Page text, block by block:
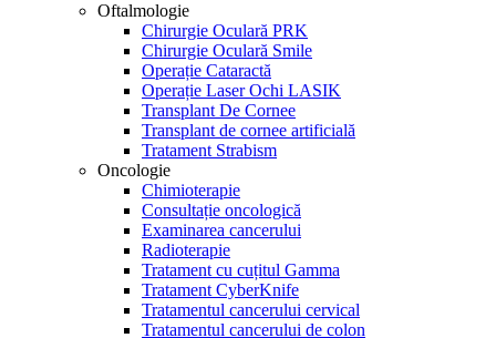
Oftalmologie
Chirurgie Oculară PRK
Chirurgie Oculară Smile
Operație Cataractă
Operație Laser Ochi LASIK
Transplant De Cornee
Transplant de cornee artificială
Tratament Strabism
Oncologie
Chimioterapie
Consultație oncologică
Examinarea cancerului
Radioterapie
Tratament cu cuțitul Gamma
Tratament CyberKnife
Tratamentul cancerului cervical
Tratamentul cancerului de colon